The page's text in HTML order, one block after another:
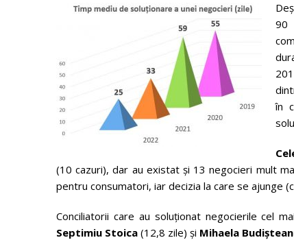
90
în
(10 cazuri), dar au existat și 13 negocieri mult
pentru consumatori, iar decizia la care se ajunge
Conciliatorii care au soluționat negocierile cel
Septimiu Stoica (12,8 zile) și Mihaela